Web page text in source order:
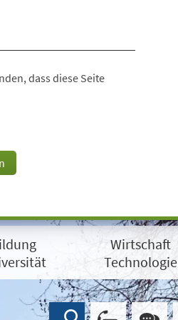
dass diese Seite
Wirtschaft
Technologie